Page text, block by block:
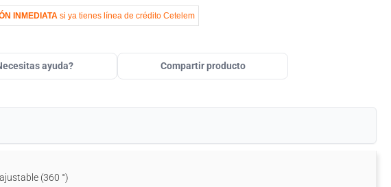
INMEDIATA si ya tienes línea de crédito Cetelem
ayuda? Compartir producto
(360 °)